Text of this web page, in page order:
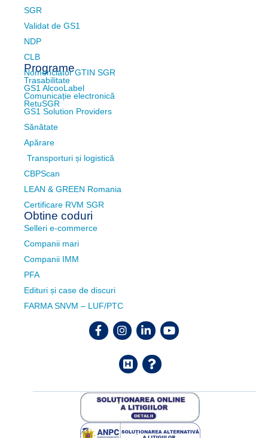
SGR
Validat de GS1
NDP
CLB
Nomenclator GTIN SGR
GS1 AlcooLabel
RetuSGR
Programe
Trasabilitate
Comunicație electronică
GS1 Solution Providers
Sănătate
Apărare
Transporturi și logistică
CBPScan
LEAN & GREEN Romania
Certificare RVM SGR
Obtine coduri
Selleri e-commerce
Companii mari
Companii IMM
PFA
Edituri și case de discuri
FARMA SNVM – LUF/PTC
FacebookInstagramLinkedinYoutube
Helpdesk
FAQ